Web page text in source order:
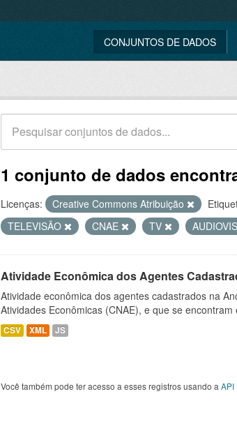
CONJUNTOS DE DADOS
1 conjunto de dados
Licenças: Creative Commons Atribuição
TELEVISÃO
CNAE TV
Atividade Econômica dos Agentes
Atividade econômica dos agentes cadastrados na
Atividades Econômicas (CNAE), e que se encontram
CSV XML JS
Você também pode ter acesso a esses registros usando a API